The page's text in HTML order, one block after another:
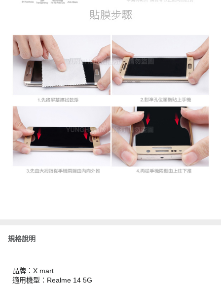
規格說明
品牌：X mart
適用機型：Realme 14 5G